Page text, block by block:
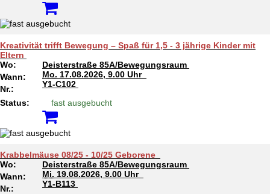
Kreativität trifft Bewegung – Spaß für 1,5 - 3 jährige Kinder mit
Eltern
Wo:
Deisterstraße 85A/Bewegungsraum
Wann:
Mo. 17.08.2026, 9.00 Uhr
Nr.:
Y1-C102
Status:
fast ausgebucht
Krabbelmäuse 08/25 - 10/25 Geborene
Wo:
Deisterstraße 85A/Bewegungsraum
Wann:
Mi. 19.08.2026, 9.00 Uhr
Nr.:
Y1-B113